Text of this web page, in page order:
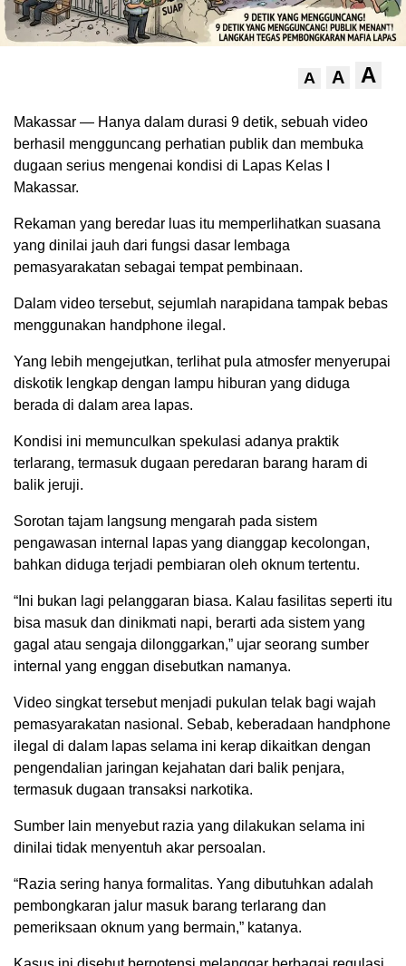
A A A
Makassar — Hanya dalam durasi 9 detik, sebuah video
berhasil mengguncang perhatian publik dan membuka
dugaan serius mengenai kondisi di Lapas Kelas I
Makassar.
Rekaman yang beredar luas itu memperlihatkan suasana
yang dinilai jauh dari fungsi dasar lembaga
pemasyarakatan sebagai tempat pembinaan.
Dalam video tersebut, sejumlah narapidana tampak bebas
menggunakan handphone ilegal.
Yang lebih mengejutkan, terlihat pula atmosfer menyerupai
diskotik lengkap dengan lampu hiburan yang diduga
berada di dalam area lapas.
Kondisi ini memunculkan spekulasi adanya praktik
terlarang, termasuk dugaan peredaran barang haram di
balik jeruji.
Sorotan tajam langsung mengarah pada sistem
pengawasan internal lapas yang dianggap kecolongan,
bahkan diduga terjadi pembiaran oleh oknum tertentu.
“Ini bukan lagi pelanggaran biasa. Kalau fasilitas seperti itu
bisa masuk dan dinikmati napi, berarti ada sistem yang
gagal atau sengaja dilonggarkan,” ujar seorang sumber
internal yang enggan disebutkan namanya.
Video singkat tersebut menjadi pukulan telak bagi wajah
pemasyarakatan nasional. Sebab, keberadaan handphone
ilegal di dalam lapas selama ini kerap dikaitkan dengan
pengendalian jaringan kejahatan dari balik penjara,
termasuk dugaan transaksi narkotika.
Sumber lain menyebut razia yang dilakukan selama ini
dinilai tidak menyentuh akar persoalan.
“Razia sering hanya formalitas. Yang dibutuhkan adalah
pembongkaran jalur masuk barang terlarang dan
pemeriksaan oknum yang bermain,” katanya.